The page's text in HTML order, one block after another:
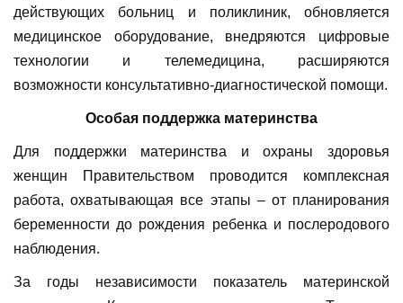
действующих больниц и поликлиник, обновляется
медицинское оборудование, внедряются цифровые
технологии и телемедицина, расширяются
возможности консультативно-диагностической помощи.
Особая поддержка материнства
Для поддержки материнства и охраны здоровья
женщин Правительством проводится комплексная
работа, охватывающая все этапы – от планирования
беременности до рождения ребенка и послеродового
наблюдения.
За годы независимости показатель материнской